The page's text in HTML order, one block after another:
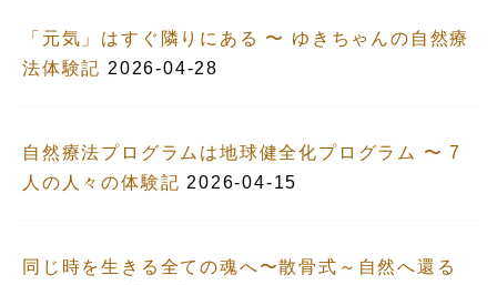
「元気」はすぐ隣りにある 〜 ゆきちゃんの自然療
法体験記 2026-04-28
自然療法プログラムは地球健全化プログラム 〜 7
人の人々の体験記 2026-04-15
同じ時を生きる全ての魂へ〜散骨式～自然へ還る